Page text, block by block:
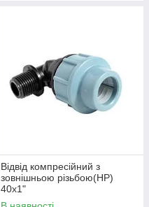
Відвід компресійний з
зовнішньою різьбою(НР)
40х1"